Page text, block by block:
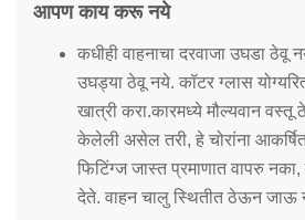
आपण काय करू नये
कधीही वाहनाचा दरवाजा उघडा ठेवू
उघड्या ठेवू नये. कॉटर ग्लास
खात्री करा.कारमध्ये मौल्यवान वस्तू
केलेली असेल तरी, हे चोरांना
फिटिंग्ज जास्त प्रमाणात वापरु
देते. वाहन चालु स्थितीत ठेऊन जाऊ